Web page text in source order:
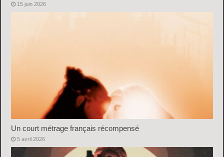
15 juin 2026
Un court métrage français récompensé
5 avril 2026